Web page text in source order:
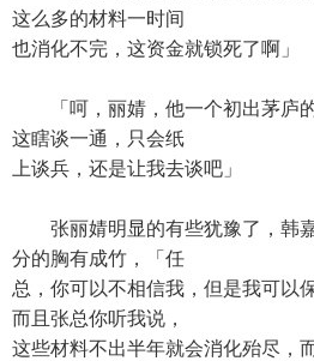
这么多的材料一时间
也消化不完，这资金就锁死了啊」
「呵，丽婧，他一个初出茅庐
这瞎谈一通，只会纸
上谈兵，还是让我去谈吧」
张丽婧明显的有些犹豫了，韩
分的胸有成竹，「任
总，你可以不相信我，但是我可以
而且张总你听我说，
这些材料不出半年就会消化殆尽，